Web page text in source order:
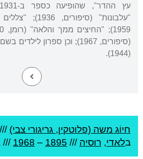
"עלבונות"
(סיפורים, 1967); וכן ספרון
(1944).
חיוֹג משה (פלוטקין, גריגורי צבי) ///
בלאדי, רוסיה ///
1895
–
1968
///